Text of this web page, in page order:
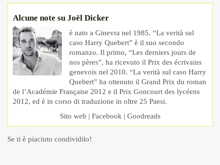
Alcune note su Joël Dicker
è nato a Ginevra nel 1985. “La verità sul
caso Harry Quebert” è il suo secondo
romanzo. Il primo, “Les derniers jours de
nos pères”, ha ricevuto il Prix des écrivains
genevois nel 2010. “La verità sul caso Harry
Quebert” ha ottenuto il Grand Prix du roman
de l’Académie Française 2012 e il Prix Goncourt des lycéens
2012, ed è in corso di traduzione in oltre 25 Paesi.
Sito web | Facebook | Goodreads
Se ti è piaciuto condividilo!